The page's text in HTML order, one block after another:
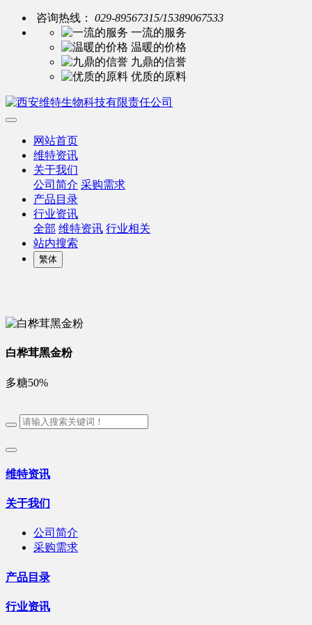
咨询热线：
029-89567315/15389067533
一流的服务
温暖的价格
九鼎的信誉
优质的原料
网站首页
维特资讯
关于我们
公司简介 采购需求
产品目录
行业资讯
全部 维特资讯 行业相关
站内搜索
繁体
白桦茸黑金粉
多糖50%
维特资讯
关于我们
公司简介
采购需求
产品目录
行业资讯